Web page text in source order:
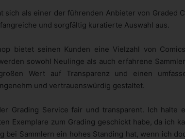
sich als einer der führenden Anbieter von Graded
und sorgfältig kuratierte Auswahl aus.
bietet seinen Kunden eine Vielzahl von
sowohl Neulinge als auch erfahrene
Wert auf Transparenz und einen
und vertrauenswürdig gestaltet.
Grading Service fair und transparent. Ich halte
Exemplare zum Grading geschickt habe, da ich
bei Sammlern ein hohes Standing hat, wenn ich